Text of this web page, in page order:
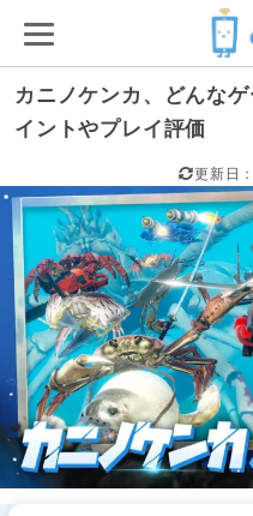
カニノケンカ、どんな
イントやプレイ評価
更新日